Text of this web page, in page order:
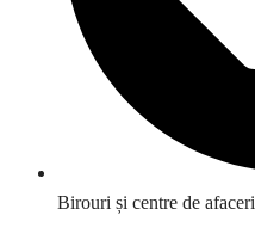
Birouri și centre de afaceri